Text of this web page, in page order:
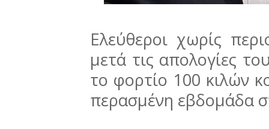
Ελεύθεροι χωρίς
μετά τις απολογίες
το φορτίο 100 κιλών
περασμένη εβδομάδα